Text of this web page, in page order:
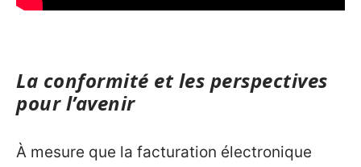
La conformité et les perspectives
pour l’avenir
À mesure que la facturation électronique